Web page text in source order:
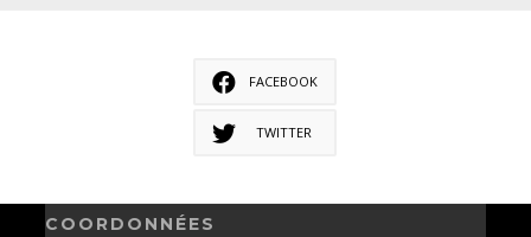
FACEBOOK
TWITTER
COORDONNÉES